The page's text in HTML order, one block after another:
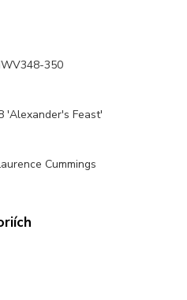
350
'Alexander's Feast'
Cummings